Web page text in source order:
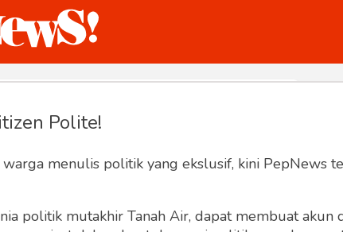
Polite!
menulis politik yang ekslusif, kini PepNews
politik mutakhir Tanah Air, dapat membuat akun